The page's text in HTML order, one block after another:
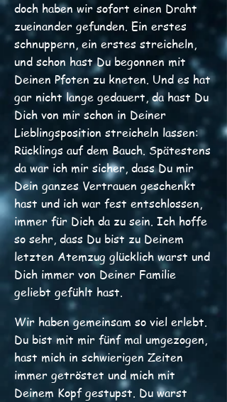
doch haben wir sofort einen Draht
zueinander gefunden. Ein erstes
schnuppern, ein erstes streicheln,
und schon hast Du begonnen mit
Deinen Pfoten zu kneten. Und es hat
gar nicht lange gedauert, da hast Du
Dich von mir schon in Deiner
Lieblingsposition streicheln lassen:
Rücklings auf dem Bauch. Spätestens
da war ich mir sicher, dass Du mir
Dein ganzes Vertrauen geschenkt
hast und ich war fest entschlossen,
immer für Dich da zu sein. Ich hoffe
so sehr, dass Du bist zu Deinem
letzten Atemzug glücklich warst und
Dich immer von Deiner Familie
geliebt gefühlt hast.
Wir haben gemeinsam so viel erlebt.
Du bist mit mir fünf mal umgezogen,
hast mich in schwierigen Zeiten
immer getröstet und mich mit
Deinem Kopf gestupst. Du warst